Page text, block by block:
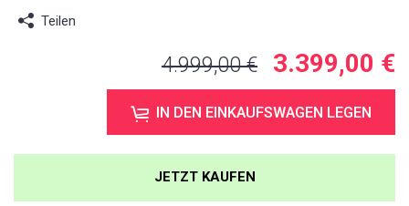
Teilen
4.999,00 € 3.399,00 €
IN DEN EINKAUFSWAGEN LEGEN
JETZT KAUFEN